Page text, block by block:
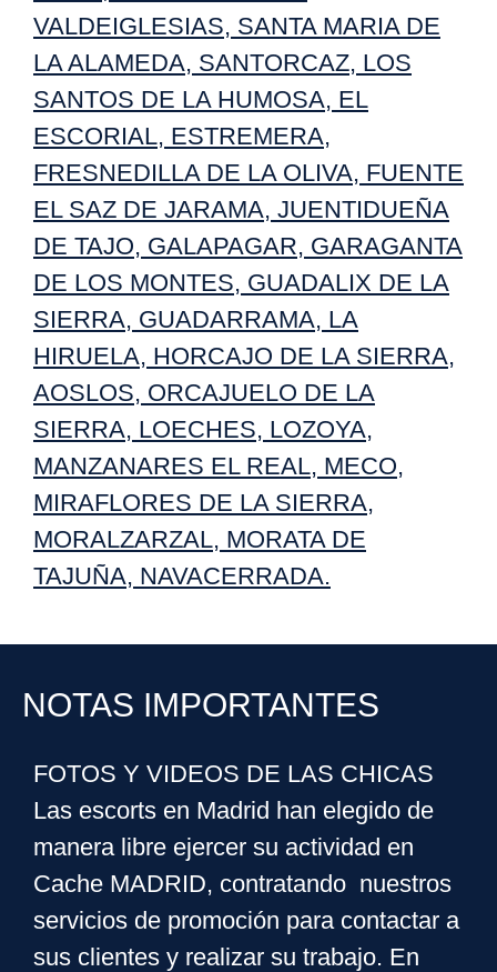
VALDEIGLESIAS, SANTA MARIA DE
LA ALAMEDA, SANTORCAZ, LOS
SANTOS DE LA HUMOSA, EL
ESCORIAL, ESTREMERA,
FRESNEDILLA DE LA OLIVA, FUENTE
EL SAZ DE JARAMA, JUENTIDUEÑA
DE TAJO, GALAPAGAR, GARAGANTA
DE LOS MONTES, GUADALIX DE LA
SIERRA, GUADARRAMA, LA
HIRUELA, HORCAJO DE LA SIERRA,
AOSLOS, ORCAJUELO DE LA
SIERRA, LOECHES, LOZOYA,
MANZANARES EL REAL, MECO,
MIRAFLORES DE LA SIERRA,
MORALZARZAL, MORATA DE
TAJUÑA, NAVACERRADA.
NOTAS IMPORTANTES
FOTOS Y VIDEOS DE LAS CHICAS
Las escorts en Madrid han elegido de
manera libre ejercer su actividad en
Cache MADRID, contratando nuestros
servicios de promoción para contactar a
sus clientes y realizar su trabajo. En